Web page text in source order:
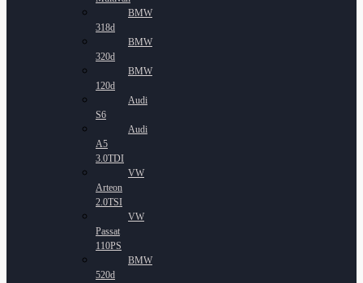
BMW
318d
BMW
320d
BMW
120d
Audi
S6
Audi
A5
3.0TDI
VW
Arteon
2.0TSI
VW
Passat
110PS
BMW
520d